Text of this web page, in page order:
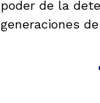
poder de la
generaciones